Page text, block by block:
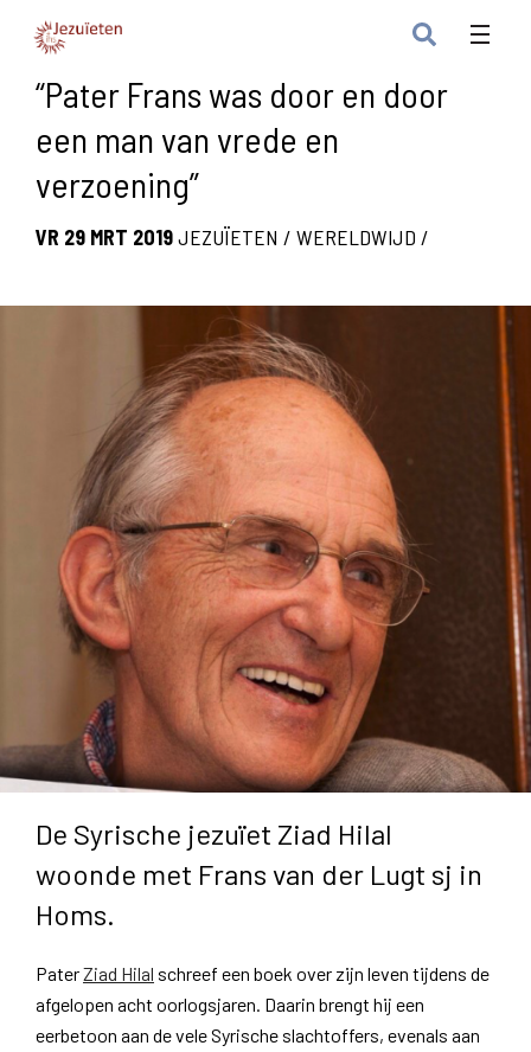
“Pater Frans was door en door
een man van vrede en
verzoening”
VR 29 MRT 2019JEZUÏETEN / WERELDWIJD /
De Syrische jezuïet Ziad Hilal
woonde met Frans van der Lugt sj in
Homs.
PaterZiad Hilal schreef een boek over zijn leven tijdens de
afgelopen acht oorlogsjaren. Daarin brengt hij een
eerbetoon aan de vele Syrische slachtoffers, evenals aan